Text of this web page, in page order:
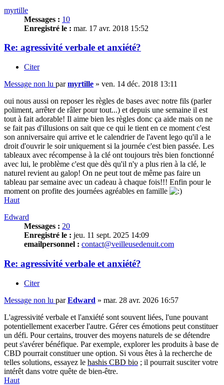
myrtille
Messages : 10
Enregistré le : mar. 17 avr. 2018 15:52
Re: agressivité verbale et anxiété?
Citer
Message non lu parmyrtille » ven. 14 déc. 2018 13:11
oui nous aussi on reposer les règles de bases avec notre fils (parler
poliment, arrêter de râler pour tout...) et depuis une semaine il est
tout à fait adorable! Il aime bien les règles donc ça aide mais on ne
se fait pas d'illusions on sait que ce qui le tient en ce moment c'est
son anniversaire qui arrive et le calendrier de l'avent lego qu'il a le
droit d'ouvrir le soir uniquement si la journée c'est bien passée. Les
tableaux avec récompense à la clé ont toujours très bien fonctionné
avec lui, le problème c'est que dès qu'il n'y a plus rien à la clé, le
naturel revient au galop! On ne peut tout de même pas faire un
tableau par semaine avec un cadeau à chaque fois!!! Enfin pour le
moment on profite des journées agréables en famille
Haut
Edward
Messages : 20
Enregistré le : jeu. 11 sept. 2025 14:09
emailpersonnel : contact@veilleusedenuit.com
Re: agressivité verbale et anxiété?
Citer
Message non lu parEdward » mar. 28 avr. 2026 16:57
L'agressivité verbale et l'anxiété sont souvent liées, l'une pouvant
potentiellement exacerber l'autre. Gérer ces émotions peut constituer
un défi. Pour certains, trouver des moyens naturels de se détendre
peut s'avérer bénéfique. Par exemple, explorer les produits à base de
CBD pourrait constituer une option. Si vous êtes à la recherche de
telles solutions, essayez le hashis CBD bio ; il pourrait susciter votre
intérêt dans votre quête de bien-être.
Haut